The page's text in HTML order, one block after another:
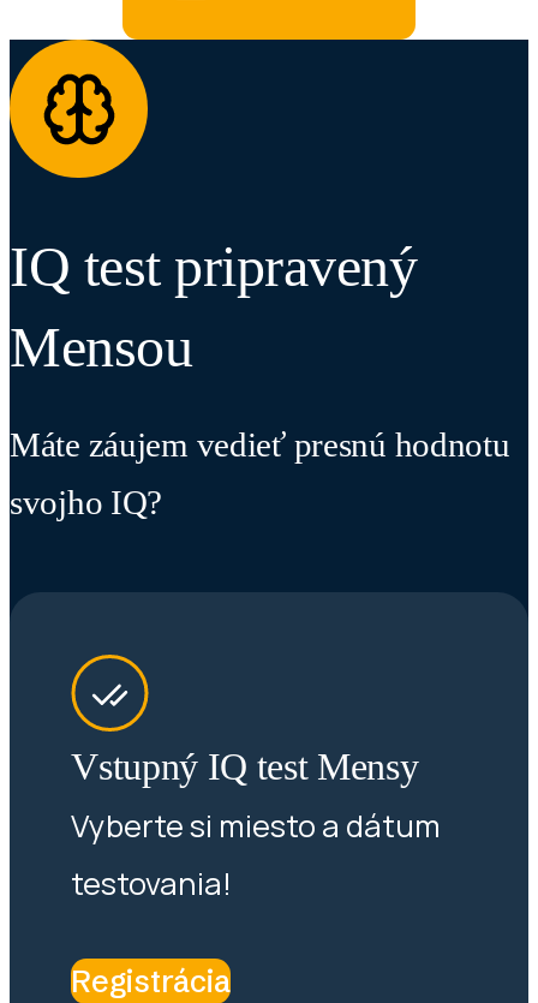
IQ test pripravený
Mensou
Máte záujem vedieť presnú hodnotu
svojho IQ?
Vstupný IQ test Mensy
Vyberte si miesto a dátum
testovania!
Registrácia